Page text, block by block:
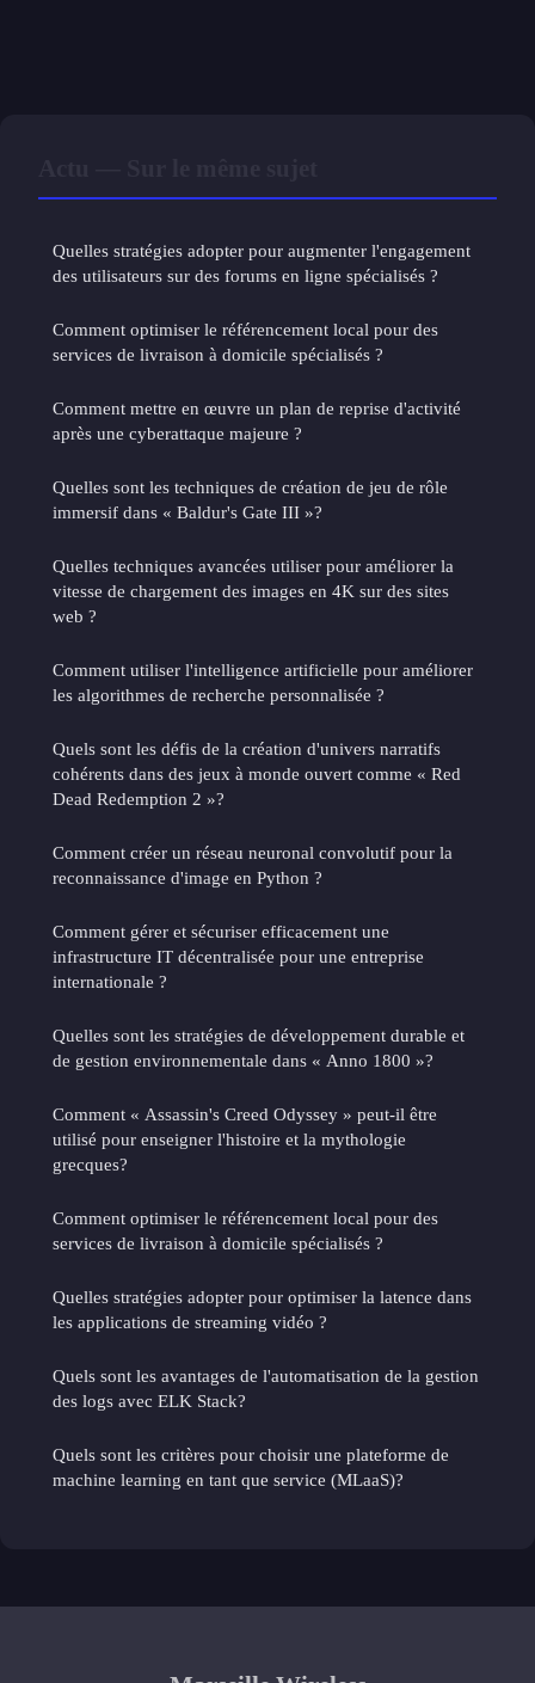
Quelles stratégies adopter pour augmenter l'engagement
des utilisateurs sur des forums en ligne spécialisés ?
Comment optimiser le référencement local pour des
services de livraison à domicile spécialisés ?
Comment mettre en œuvre un plan de reprise d'activité
après une cyberattaque majeure ?
Quelles sont les techniques de création de jeu de rôle
immersif dans « Baldur's Gate III »?
Quelles techniques avancées utiliser pour améliorer la
vitesse de chargement des images en 4K sur des sites
web ?
Comment utiliser l'intelligence artificielle pour améliorer
les algorithmes de recherche personnalisée ?
Quels sont les défis de la création d'univers narratifs
cohérents dans des jeux à monde ouvert comme « Red
Dead Redemption 2 »?
Comment créer un réseau neuronal convolutif pour la
reconnaissance d'image en Python ?
Comment gérer et sécuriser efficacement une
infrastructure IT décentralisée pour une entreprise
internationale ?
Quelles sont les stratégies de développement durable et
de gestion environnementale dans « Anno 1800 »?
Comment « Assassin's Creed Odyssey » peut-il être
utilisé pour enseigner l'histoire et la mythologie
grecques?
Comment optimiser le référencement local pour des
services de livraison à domicile spécialisés ?
Quelles stratégies adopter pour optimiser la latence dans
les applications de streaming vidéo ?
Quels sont les avantages de l'automatisation de la gestion
des logs avec ELK Stack?
Quels sont les critères pour choisir une plateforme de
machine learning en tant que service (MLaaS)?